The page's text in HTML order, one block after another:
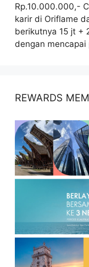
Rp.10.000.000,-
karir di Oriflame
berikutnya 15 jt +
dengan
REWARDS